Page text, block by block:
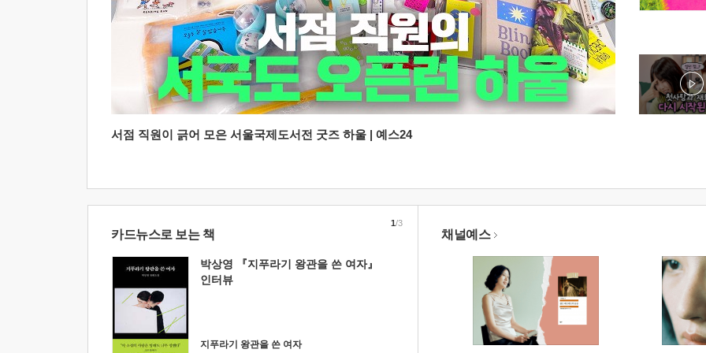
서점 직원이 긁어 모은 서울국제도서전 굿즈 하울 | 예스24
카드뉴스로 보는 책
박상영 『지푸라기 왕관을 쓴 여자』
인터뷰
지푸라기 왕관을 쓴 여자
1/3
채널예스